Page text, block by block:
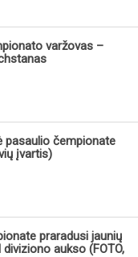
varžovas –
pasaulio čempionate
įvartis)
praradusi jaunių
aukso (FOTO,